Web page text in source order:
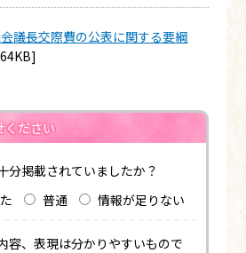
議長交際費の公表に関する要綱
ください
分掲載されていましたか？
普通 情報が足りない
容、表現は分かりやすいもので